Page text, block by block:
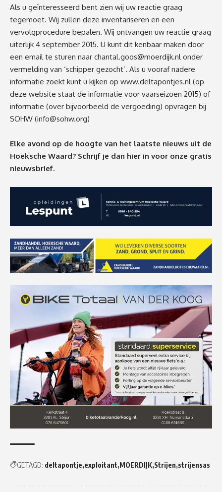
Als u geïnteresseerd bent zien wij uw reactie graag
tegemoet. Wij zullen deze inventariseren en een
vervolgprocedure bepalen. Wij ontvangen uw reactie graag
uiterlijk 4 september 2015. U kunt dit kenbaar maken door
een email te sturen naar chantal.goos@moerdijk.nl onder
vermelding van ‘schipper gezocht’. Als u vooraf nadere
informatie zoekt kunt u kijken op www.deltapontjes.nl (op
deze website staat de informatie voor vaarseizoen 2015) of
informatie (over bijvoorbeeld de vergoeding) opvragen bij
SOHW (info@sohw.org)
Elke avond op de hoogte van het laatste nieuws uit de
Hoeksche Waard? Schrijf je dan hier in voor onze gratis
nieuwsbrief.
GETAGD: deltapontje exploitant MOERDIJK Strijen strijensas